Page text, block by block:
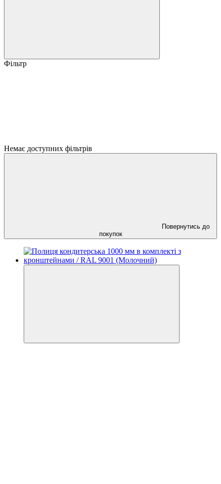
Фільтр
Немає доступних фільтрів
Повернутись до
покупок